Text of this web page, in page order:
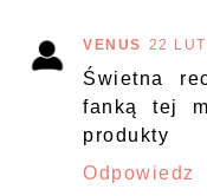
VENUS 22
Świetna
fanką tej
produkty
Odpowiedz